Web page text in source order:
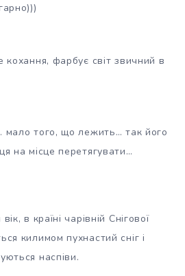
фарбує світ звичний в
мало того, що лежить… так його
на місце перетягувати…
в країні чарівній Снігової
килимом пухнастий сніг і
наспіви.